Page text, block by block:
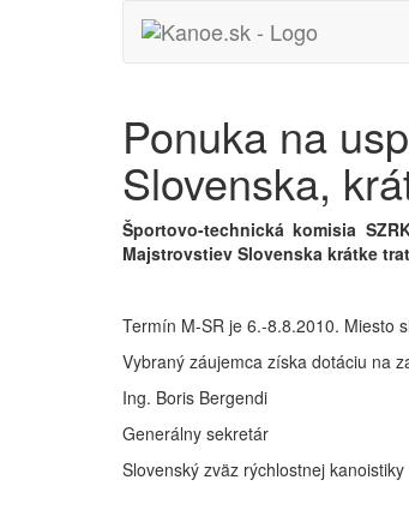
Ponuka na
Slovenska,
Športovo-technická komisia
Majstrovstiev Slovenska krátke
Termín M-SR je 6.-8.8.2010. Miesto
Vybraný záujemca získa dotáciu na
Ing. Boris Bergendi
Generálny sekretár
Slovenský zväz rýchlostnej kanoistiky